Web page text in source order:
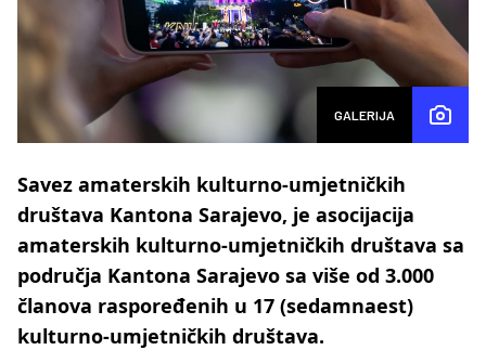
GALERIJA
Savez amaterskih kulturno-umjetničkih
društava Kantona Sarajevo, je asocijacija
amaterskih kulturno-umjetničkih društava sa
područja Kantona Sarajevo sa više od 3.000
članova raspoređenih u 17 (sedamnaest)
kulturno-umjetničkih društava.